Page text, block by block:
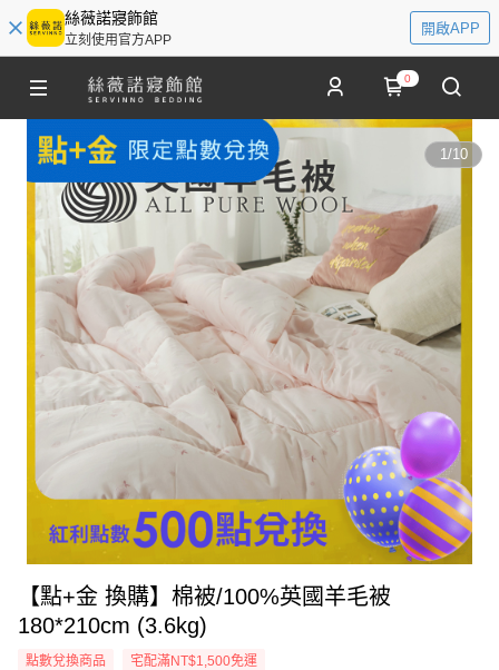
絲薇諾寢飾館
立刻使用官方APP
開啟APP
0
1/10
【點+金 換購】棉被/100%英國羊毛被
180*210cm (3.6kg)
點數兌換商品 宅配滿NT$1,500免運